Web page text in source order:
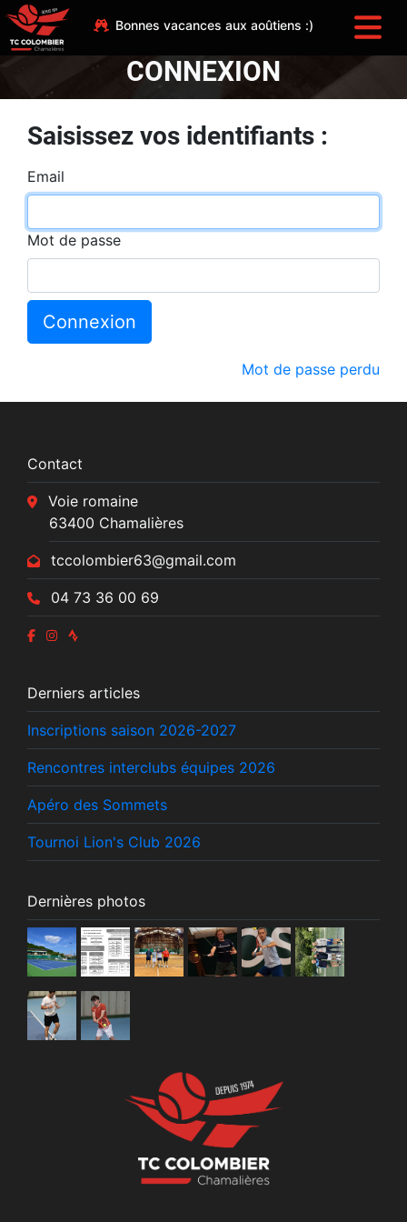
Bonnes vacances aux aoûtiens :)
CONNEXION
Saisissez vos identifiants :
Email
Mot de passe
Connexion
Mot de passe perdu
Contact
Voie romaine
63400 Chamalières
tccolombier63@gmail.com
04 73 36 00 69
Derniers articles
Inscriptions saison 2026-2027
Rencontres interclubs équipes 2026
Apéro des Sommets
Tournoi Lion's Club 2026
Dernières photos